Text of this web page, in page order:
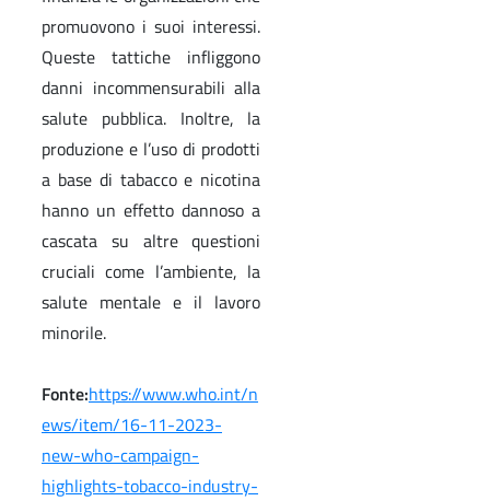
promuovono i suoi interessi.
Queste tattiche infliggono
danni incommensurabili alla
salute pubblica. Inoltre, la
produzione e l’uso di prodotti
a base di tabacco e nicotina
hanno un effetto dannoso a
cascata su altre questioni
cruciali come l’ambiente, la
salute mentale e il lavoro
minorile.
Fonte:https://www.who.int/n
ews/item/16-11-2023-
new-who-campaign-
highlights-tobacco-industry-